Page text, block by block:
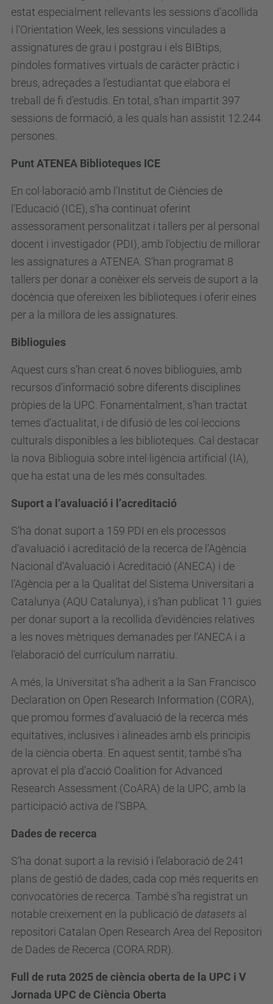
estat especialment rellevants les sessions d’acollida
i l'Orientation Week, les sessions vinculades a
assignatures de grau i postgrau i els BIBtips,
píndoles formatives virtuals de caràcter pràctic i
breus, adreçades a l'estudiantat que elabora el
treball de fi d’estudis. En total, s’han impartit 397
sessions de formació, a les quals han assistit 12.244
persones.
Punt ATENEA Biblioteques ICE
En col·laboració amb l’Institut de Ciències de
l’Educació (ICE), s’ha continuat oferint
assessorament personalitzat i tallers per al personal
docent i investigador (PDI), amb l’objectiu de millorar
les assignatures a ATENEA. S’han programat 8
tallers per donar a conèixer els serveis de suport a la
docència que ofereixen les biblioteques i oferir eines
per a la millora de les assignatures.
Biblioguies
Aquest curs s’han creat 6 noves biblioguies, amb
recursos d’informació sobre diferents disciplines
pròpies de la UPC. Fonamentalment, s’han tractat
temes d’actualitat, i de difusió de les col·leccions
culturals disponibles a les biblioteques. Cal destacar
la nova Biblioguia sobre intel·ligència artificial (IA),
que ha estat una de les més consultades.
Suport a l’avaluació i l’acreditació
S’ha donat suport a 159 PDI en els processos
d’avaluació i acreditació de la recerca de l’Agència
Nacional d’Avaluació i Acreditació (ANECA) i de
l’Agència per a la Qualitat del Sistema Universitari a
Catalunya (AQU Catalunya), i s’han publicat 11 guies
per donar suport a la recollida d’evidències relatives
a les noves mètriques demanades per l’ANECA i a
l’elaboració del currículum narratiu.
A més, la Universitat s’ha adherit a la San Francisco
Declaration on Open Research Information (CORA),
que promou formes d’avaluació de la recerca més
equitatives, inclusives i alineades amb els principis
de la ciència oberta. En aquest sentit, també s’ha
aprovat el pla d’acció Coalition for Advanced
Research Assessment (CoARA) de la UPC, amb la
participació activa de l’SBPA.
Dades de recerca
S’ha donat suport a la revisió i l’elaboració de 241
plans de gestió de dades, cada cop més requerits en
convocatòries de recerca. També s’ha registrat un
notable creixement en la publicació de datasets al
repositori Catalan Open Research Area del Repositori
de Dades de Recerca (CORA.RDR).
Full de ruta 2025 de ciència oberta de la UPC i V
Jornada UPC de Ciència Oberta